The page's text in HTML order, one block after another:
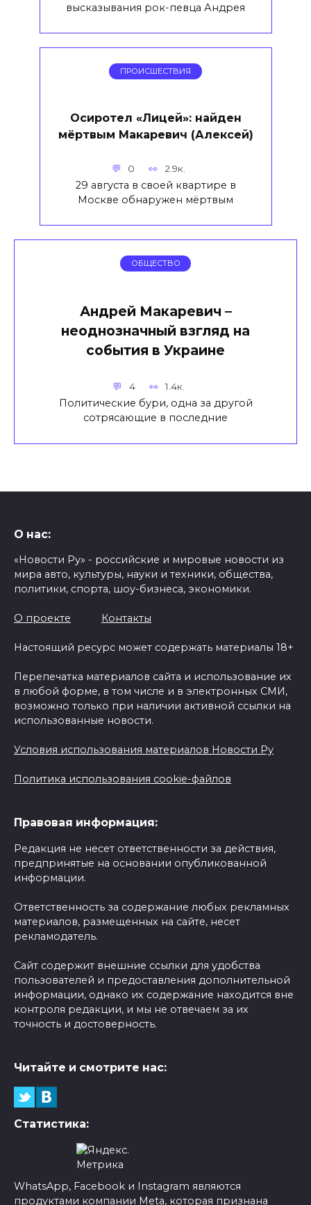
высказывания рок-певца Андрея
ПРОИСШЕСТВИЯ
Осиротел «Лицей»: найден
мёртвым Макаревич (Алексей)
0 2.9к.
29 августа в своей квартире в
Москве обнаружен мёртвым
ОБЩЕСТВО
Андрей Макаревич –
неоднозначный взгляд на
события в Украине
4 1.4к.
Политические бури, одна за другой
сотрясающие в последние
О нас:
«Новости Ру» - российские и мировые новости из
мира авто, культуры, науки и техники, общества,
политики, спорта, шоу-бизнеса, экономики.
О проекте Контакты
Настоящий ресурс может содержать материалы 18+
Перепечатка материалов сайта и использование их
в любой форме, в том числе и в электронных СМИ,
возможно только при наличии активной ссылки на
использованные новости.
Условия использования материалов Новости Ру
Политика использования cookie-файлов
Правовая информация:
Редакция не несет ответственности за действия,
предпринятые на основании опубликованной
информации.
Ответственность за содержание любых рекламных
материалов, размещенных на сайте, несет
рекламодатель.
Сайт содержит внешние ссылки для удобства
пользователей и предоставления дополнительной
информации, однако их содержание находится вне
контроля редакции, и мы не отвечаем за их
точность и достоверность.
Читайте и смотрите нас:
Статистика:
WhatsApp, Facebook и Instagram являются
продуктами компании Meta, которая признана